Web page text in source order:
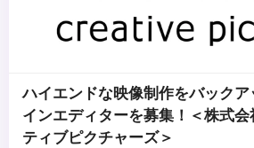
ハイエンドな映像制作をバック
インエディターを募集！＜株式会
ティブピクチャーズ＞